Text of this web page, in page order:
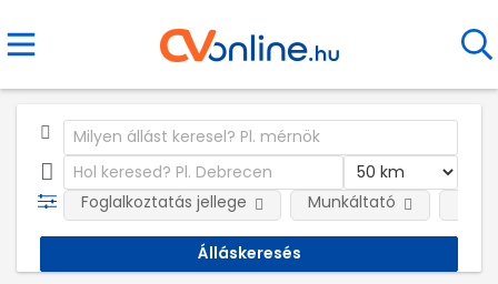
Foglalkoztatás jellege Munkáltató